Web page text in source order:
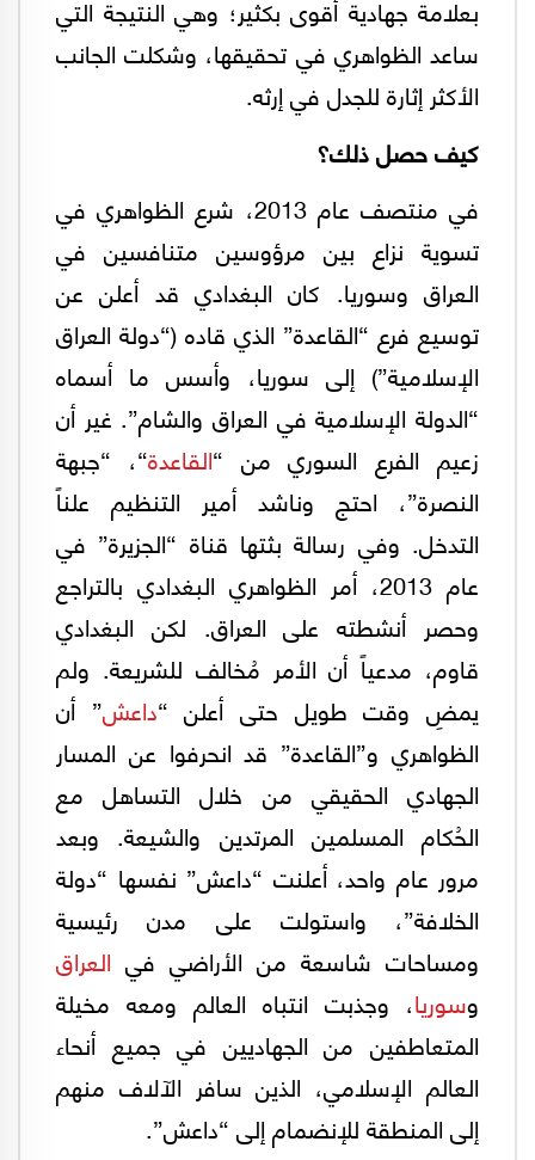
بعلامة جهادية أقوى بكثير؛ وهي النتيجة التي
ساعد الظواهري في تحقيقها، وشكلت الجانب
الأكثر إثارة للجدل في إرثه.
كيف حصل ذلك؟
في منتصف عام 2013، شرع الظواهري في
تسوية نزاع بين مرؤوسين متنافسين في
العراق وسوريا. كان البغدادي قد أعلن عن
توسيع فرع “القاعدة” الذي قاده (“دولة العراق
الإسلامية”) إلى سوريا، وأسس ما أسماه
“الدولة الإسلامية في العراق والشام”. غير أن
زعيم الفرع السوري من “القاعدة“، “جبهة
النصرة”، احتج وناشد أمير التنظيم علناً
التدخل. وفي رسالة بثتها قناة “الجزيرة” في
عام 2013، أمر الظواهري البغدادي بالتراجع
وحصر أنشطته على العراق. لكن البغدادي
قاوم، مدعياً أن الأمر مُخالف للشريعة. ولم
يمضِ وقت طويل حتى أعلن “داعش” أن
الظواهري و”القاعدة” قد انحرفوا عن المسار
الجهادي الحقيقي من خلال التساهل مع
الحُكام المسلمين المرتدين والشيعة. وبعد
مرور عام واحد، أعلنت “داعش” نفسها “دولة
الخلافة”، واستولت على مدن رئيسية
ومساحات شاسعة من الأراضي في العراق
وسوريا، وجذبت انتباه العالم ومعه مخيلة
المتعاطفين من الجهاديين في جميع أنحاء
العالم الإسلامي، الذين سافر الآلاف منهم
إلى المنطقة للإنضمام إلى “داعش”.